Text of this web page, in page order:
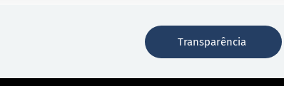
Transparência